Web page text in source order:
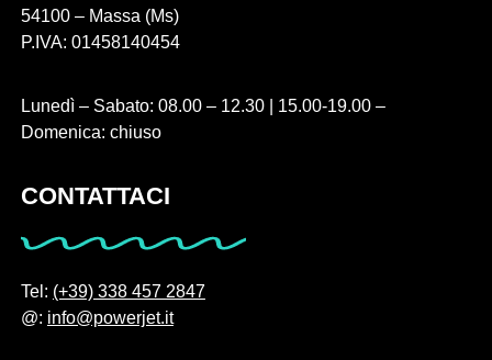
54100 – Massa (Ms)
P.IVA: 01458140454
Lunedì – Sabato: 08.00 – 12.30 | 15.00-19.00 –
Domenica: chiuso
CONTATTACI
Tel: (+39) 338 457 2847
@: info@powerjet.it